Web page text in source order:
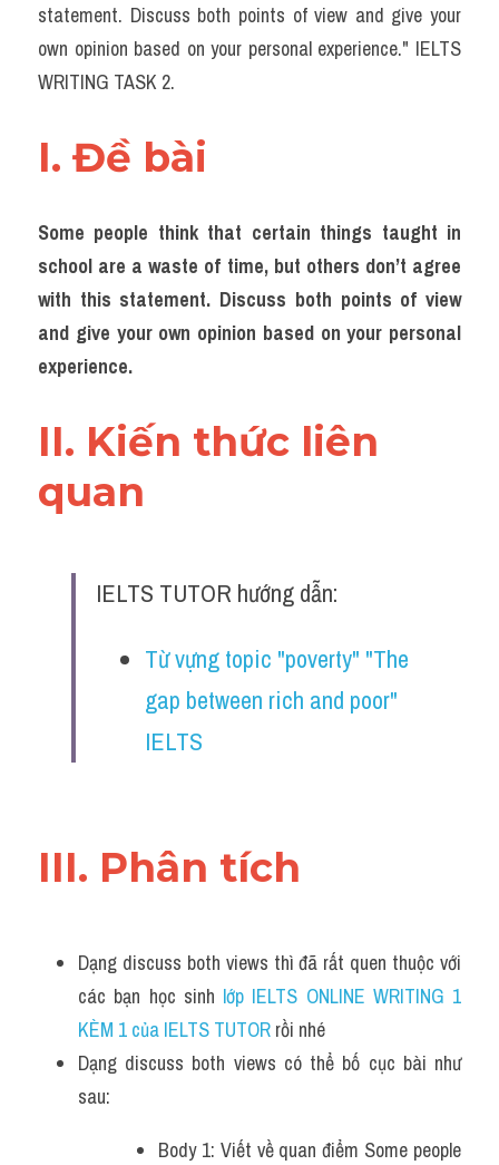
Map
Cam
Đề thi thật Task 1
Process
Task 1
Đề thi IELTS thật
Advice
IELTS Advice
Đề thi thật Task 2
Speaking
statement. Discuss both points of view and give your
own opinion based on your personal experience." IELTS
WRITING TASK 2.
I. Đề bài
Some people think that certain things taught in
school are a waste of time, but others don’t agree
with this statement. Discuss both points of view
and give your own opinion based on your personal
experience.
II. Kiến thức liên
quan
IELTS TUTOR hướng dẫn:
Từ vựng topic "poverty" "The
gap between rich and poor"
IELTS
III. Phân tích
Dạng discuss both views thì đã rất quen thuộc với
các bạn học sinh lớp IELTS ONLINE WRITING 1
KÈM 1 của IELTS TUTOR rồi nhé
Dạng discuss both views có thể bố cục bài như
sau:
Body 1: Viết về quan điểm Some people